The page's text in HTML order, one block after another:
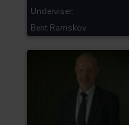
Underviser:
Bent Ramskov